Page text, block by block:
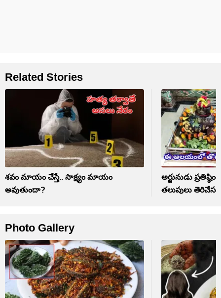
Related Stories
శవం మాయం చేస్తే.. సాక్ష్యం మాయం
అవుతుందా?
అర్జునుడు
తలుపులు
Photo Gallery